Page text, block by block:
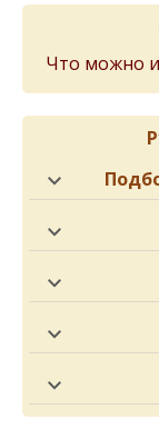
Что можно